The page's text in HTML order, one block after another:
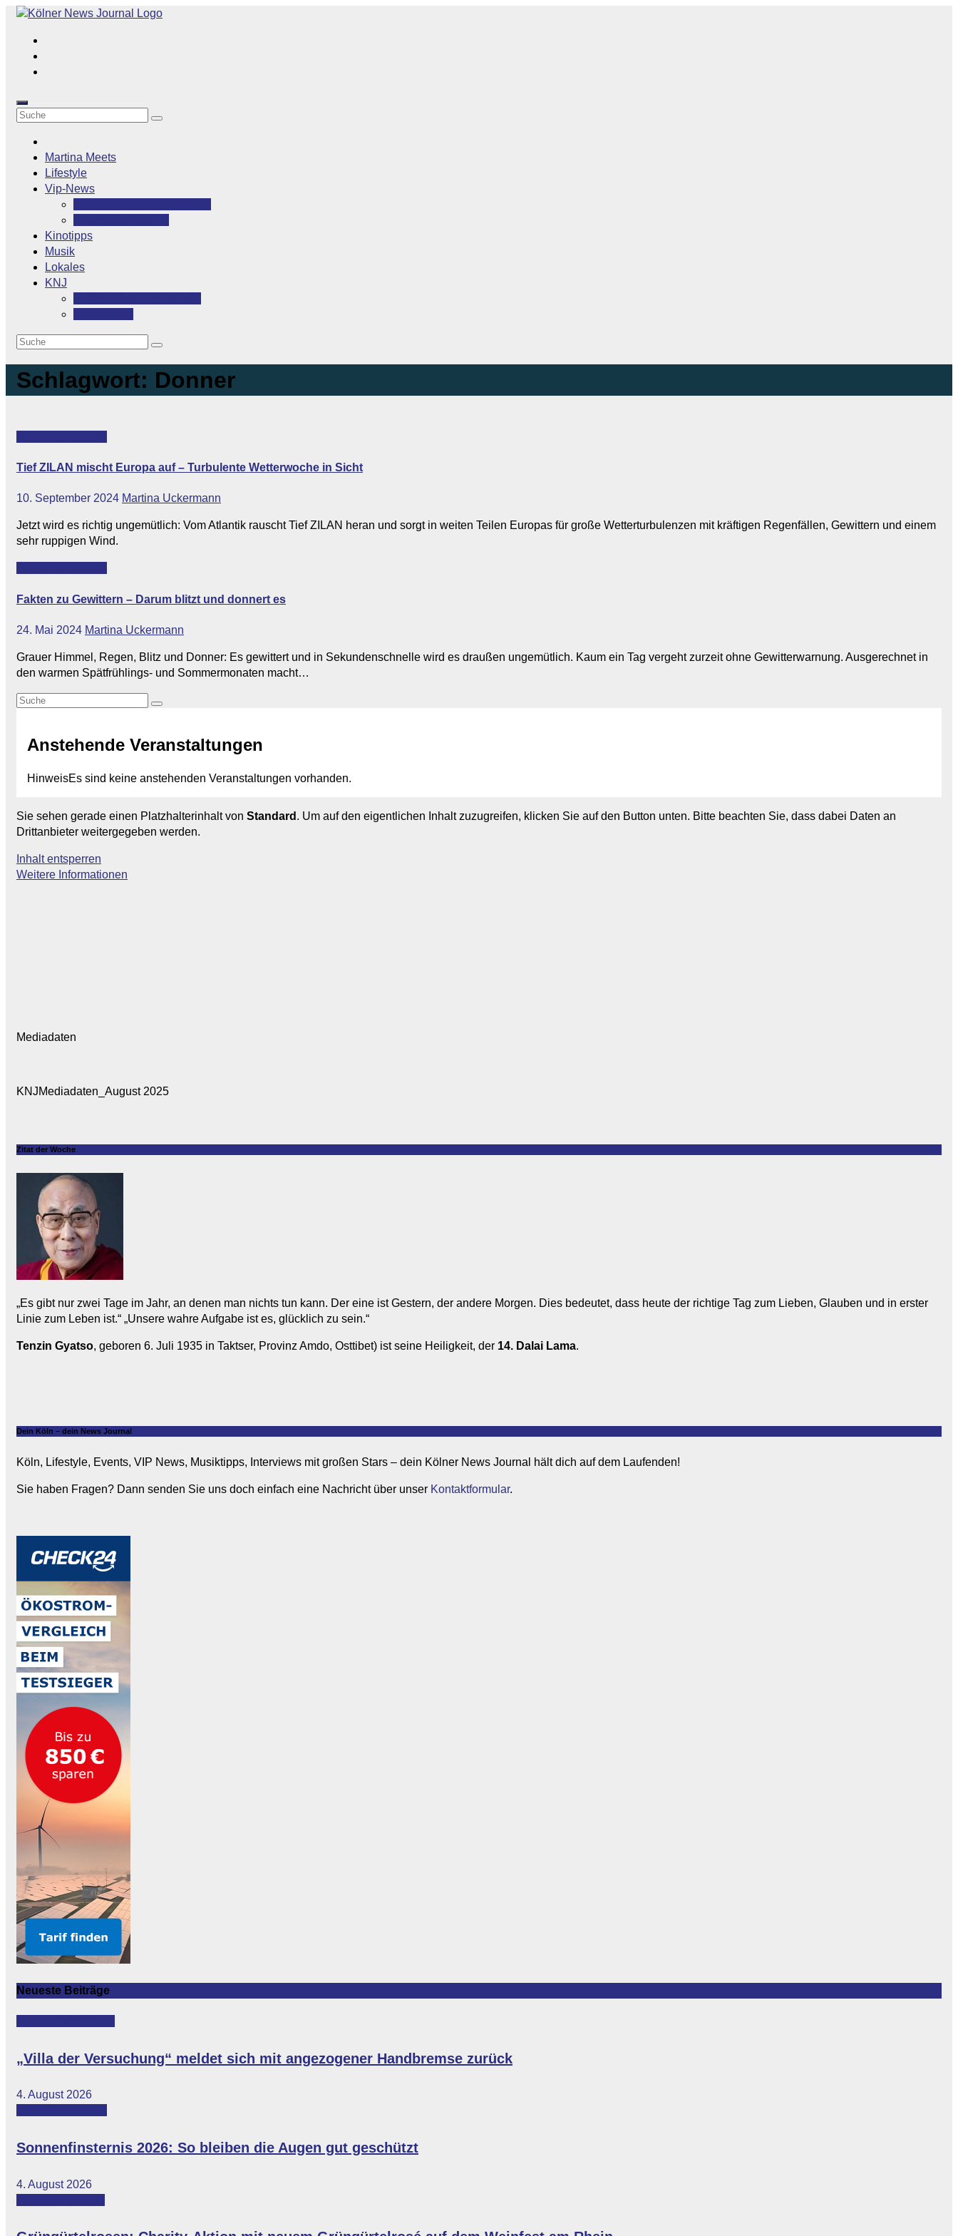
Zum
springen
Martina Meets
Lifestyle
Vip-News
Kinotipps
Musik
Lokales
KNJ
Schlagwort: Donner
Tief ZILAN mischt Europa auf – Turbulente Wetterwoche in Sicht
10. September 2024 Martina Uckermann
Jetzt wird es richtig ungemütlich: Vom Atlantik rauscht Tief ZILAN heran und sorgt in weiten Teilen Europas für große Wetterturbulenzen mit kräftigen Regenfällen, Gewittern und einem
sehr ruppigen Wind.
Fakten zu Gewittern – Darum blitzt und donnert es
24. Mai 2024 Martina Uckermann
Grauer Himmel, Regen, Blitz und Donner: Es gewittert und in Sekundenschnelle wird es draußen ungemütlich. Kaum ein Tag vergeht zurzeit ohne Gewitterwarnung. Ausgerechnet in
den warmen Spätfrühlings- und Sommermonaten macht…
Anstehende Veranstaltungen
HinweisEs sind keine anstehenden Veranstaltungen vorhanden.
Sie sehen gerade einen Platzhalterinhalt von Standard . Um auf den eigentlichen Inhalt zuzugreifen, klicken Sie auf den Button unten. Bitte beachten Sie, dass dabei Daten an
Drittanbieter weitergegeben werden.
Inhalt entsperren
Weitere Informationen
Mediadaten
KNJMediadaten_August 2025
Zitat der Woche
„Es gibt nur zwei Tage im Jahr, an denen man nichts tun kann. Der eine ist Gestern, der andere Morgen. Dies bedeutet, dass heute der richtige Tag zum Lieben, Glauben und in erster
Linie zum Leben ist.“ „Unsere wahre Aufgabe ist es, glücklich zu sein.“
Tenzin Gyatso, geboren 6. Juli 1935 in Taktser, Provinz Amdo, Osttibet) ist seine Heiligkeit, der 14. Dalai Lama.
Dein Köln – dein News Journal
Köln, Lifestyle, Events, VIP News, Musiktipps, Interviews mit großen Stars – dein Kölner News Journal hält dich auf dem Laufenden!
Sie haben Fragen? Dann senden Sie uns doch einfach eine Nachricht über unser Kontaktformular.
Neueste Beiträge
„Villa der Versuchung“ meldet sich mit angezogener Handbremse zurück
4. August 2026
Sonnenfinsternis 2026: So bleiben die Augen gut geschützt
4. August 2026